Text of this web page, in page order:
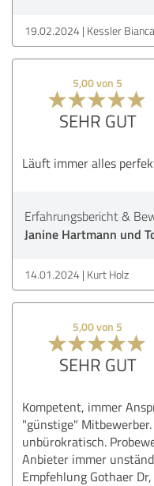
19.02.2024 Kessler Bianca
5,00 von 5
SEHR GUT
Läuft immer alles
Erfahrungsbericht &
Janine Hartmann und
14.01.2024 Kurt Holz
5,00 von 5
SEHR GUT
Kompetent, immer
"günstige"
unbürokratisch.
Anbieter immer
Empfehlung Gothaer